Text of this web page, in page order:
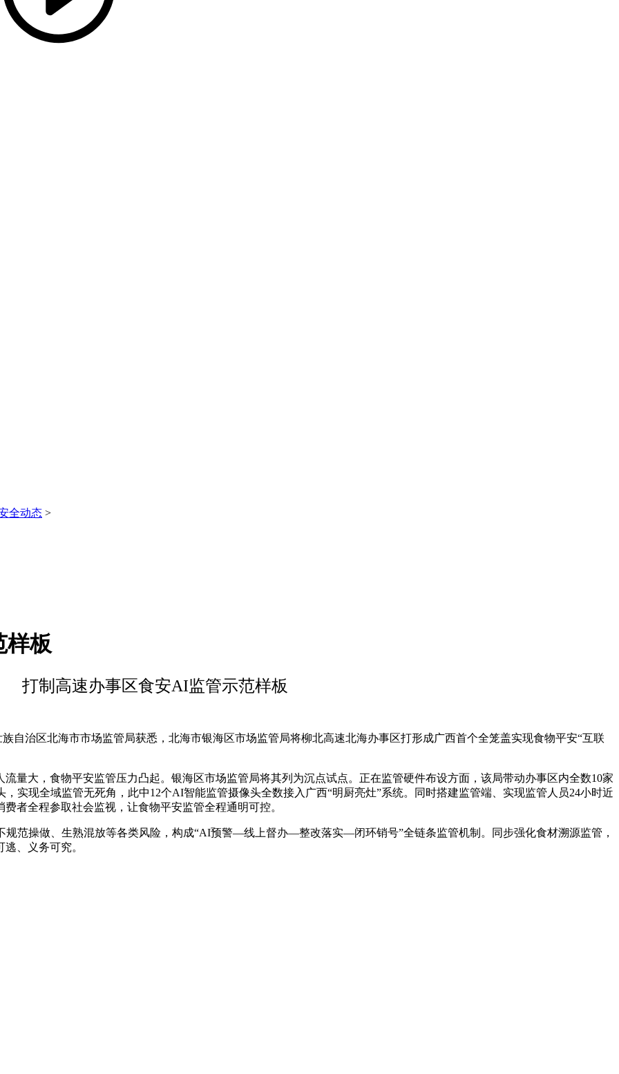
全动态 >
样板
打制高速办事区食安AI监管示范样板
治区北海市市场监管局获悉，北海市银海区市场监管局将柳北高速北海办事区打形成广西首个全笼盖实现食物平安“互联
大，食物平安监管压力凸起。银海区市场监管局将其列为沉点试点。正在监管硬件布设方面，该局带动办事区内全数10家
实现全域监管无死角，此中12个AI智能监管摄像头全数接入广西“明厨亮灶”系统。同时搭建监管端、实现监管人员24小时近
者全程参取社会监视，让食物平安监管全程通明可控。
操做、生熟混放等各类风险，构成“AI预警—线上督办—整改落实—闭环销号”全链条监管机制。同步强化食材溯源监管，
、义务可究。